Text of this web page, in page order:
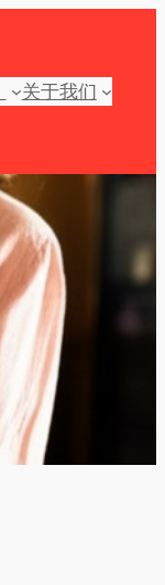
关于我们